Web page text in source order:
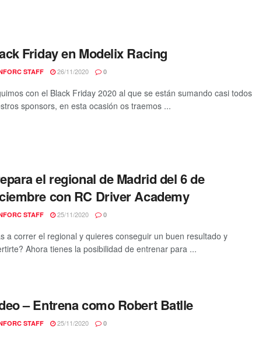
Friday en Modelix Racing
STAFF 26/11/2020 0
con el Black Friday 2020 al que se están sumando casi todos
sponsors, en esta ocasión os traemos ...
el regional de Madrid del 6 de
con RC Driver Academy
STAFF 25/11/2020 0
a correr el regional y quieres conseguir un buen resultado y
Ahora tienes la posibilidad de entrenar para ...
– Entrena como Robert Batlle
STAFF 25/11/2020 0